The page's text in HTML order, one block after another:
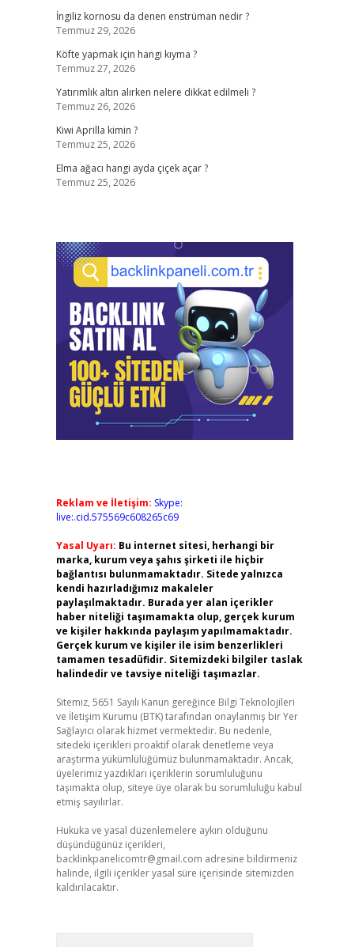
İngiliz kornosu da denen enstrüman nedir ?
Temmuz 29, 2026
Köfte yapmak için hangi kıyma ?
Temmuz 27, 2026
Yatırımlık altın alırken nelere dikkat edilmeli ?
Temmuz 26, 2026
Kiwi Aprilla kimin ?
Temmuz 25, 2026
Elma ağacı hangi ayda çiçek açar ?
Temmuz 25, 2026
Reklam ve İletişim: Skype:
live:.cid.575569c608265c69
Yasal Uyarı: Bu internet sitesi, herhangi bir
marka, kurum veya şahıs şirketi ile hiçbir
bağlantısı bulunmamaktadır. Sitede yalnızca
kendi hazırladığımız makaleler
paylaşılmaktadır. Burada yer alan içerikler
haber niteliği taşımamakta olup, gerçek kurum
ve kişiler hakkında paylaşım yapılmamaktadır.
Gerçek kurum ve kişiler ile isim benzerlikleri
tamamen tesadüfidir. Sitemizdeki bilgiler taslak
halindedir ve tavsiye niteliği taşımazlar.
Sitemiz, 5651 Sayılı Kanun gereğince Bilgi Teknolojileri
ve İletişim Kurumu (BTK) tarafından onaylanmış bir Yer
Sağlayıcı olarak hizmet vermektedir. Bu nedenle,
sitedeki içerikleri proaktif olarak denetleme veya
araştırma yükümlülüğümüz bulunmamaktadır. Ancak,
üyelerimiz yazdıkları içeriklerin sorumluluğunu
taşımakta olup, siteye üye olarak bu sorumluluğu kabul
etmiş sayılırlar.
Hukuka ve yasal düzenlemelere aykırı olduğunu
düşündüğünüz içerikleri,
backlinkpanelicomtr@gmail.com adresine bildirmeniz
halinde, ilgili içerikler yasal süre içerisinde sitemizden
kaldırılacaktır.